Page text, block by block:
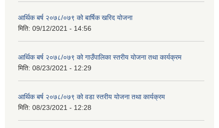
आर्थिक बर्ष २०७८/०७९ को बार्षिक खरिद योजना
मिति: 09/12/2021 - 14:56
आर्थिक बर्ष २०७८/०७९ को गाउँपालिका स्तरीय योजना तथा कार्यक्रम
मिति: 08/23/2021 - 12:29
आर्थिक बर्ष २०७८/०७९ को वडा स्तरीय योजना तथा कार्यक्रम
मिति: 08/23/2021 - 12:28